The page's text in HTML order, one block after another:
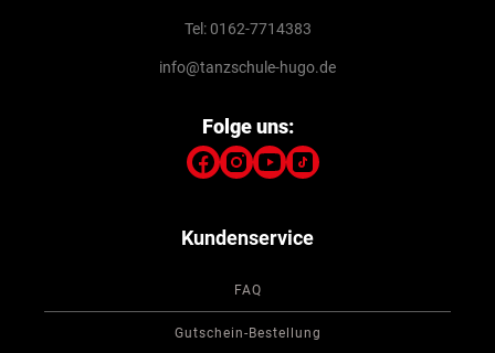
Tel: 0162-7714383
info@tanzschule-hugo.de
Folge uns:
Kundenservice
FAQ
Gutschein-Bestellung